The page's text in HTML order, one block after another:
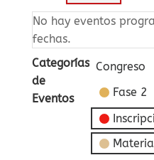
No hay eventos
fechas.
Categorías
de
Eventos
Congreso
Fase 2